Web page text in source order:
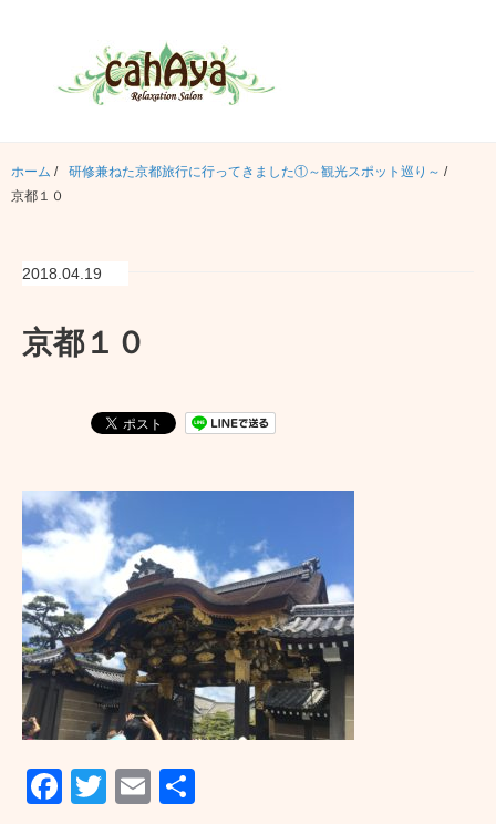
ホーム / 研修兼ねた京都旅行に行ってきました①～観光スポット巡り～ /
京都１０
2018.04.19
京都１０
F
T
E